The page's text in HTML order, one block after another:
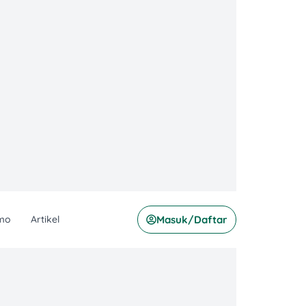
Artikel Masuk/Daftar